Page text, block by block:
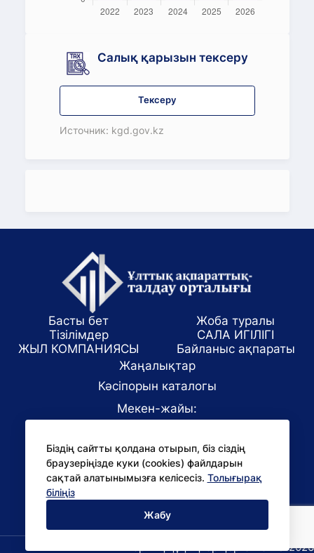
Салық қарызын тексеру
Тексеру
Источник: kgd.gov.kz
Біздің сайтты қолдана отырып, біз сіздің
браузеріңізде куки (cookies) файлдарын
сақтай алатынымызға келісесіз. Толығырақ
біліңіз
Жабу
Басты бет
Жоба туралы
Тізілімдер
САЛА ИГІЛІГІ
ЖЫЛ КОМПАНИЯСЫ
Байланыс ақпараты
Жаңалықтар
Кәсіпорын каталогы
Мекен-жайы:
E-mail:
office@niac.kz
pr@niac.kz
Барлық құқықтар қорғалған © 2026